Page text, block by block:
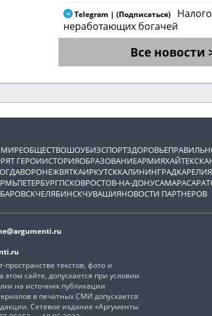
Telegram | (Подписаться)
неработающих богачей
Все новости
МИРЕОБЩЕСТВОШОУБИЗСПОРТЗДОРОВЬЕ
ГЕРОИИСТОРИЯОБРАЗОВАНИЕАРМИЯХАЙТЕК
ВОРОНЕЖВЯТКАИРКУТСККАЛИНИНГРАДКАРЕЛИЯ
ПЕТЕРБУРГПСКОВРОСТОВ-НА-ДОНУСАМАРА
ЧЕЛЯБИНСКЧУВАШИЯНОВОСТИ ПАРТНЕРОВ
текстов, фото и
сайте, допускается при условии
на источник публикации
в печатных СМИ допускается
Сетевое издание «Аргументы